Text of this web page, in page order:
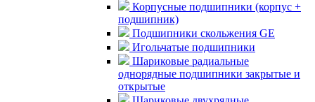
Корпусные подшипники (корпус +
подшипник)
Подшипники скольжения GE
Игольчатые подшипники
Шариковые радиальные
однорядные подшипники закрытые и
открытые